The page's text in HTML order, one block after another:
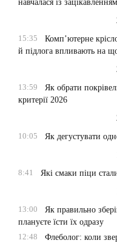
навчалася із зацікавленням
15:35
Комп’ютерне
й підлога впливають на
13:59
Як обрати
критерії 2026
10:05
Як дегустувати
8:41
Які смаки піци
13:00
Як правильно
плануєте їсти їх одразу
12:48
Флеболог: коли